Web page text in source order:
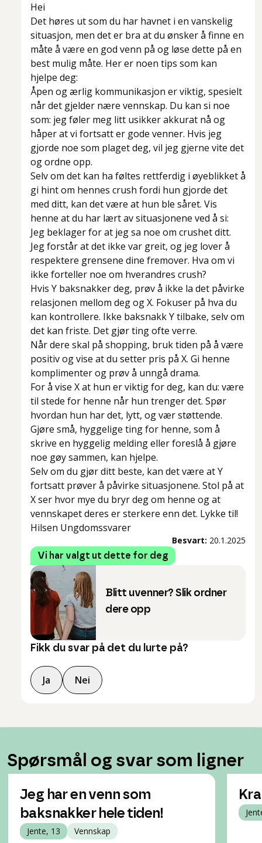
Hei
Det høres ut som du har havnet i en vanskelig
situasjon, men det er bra at du ønsker å finne en
måte å være en god venn på og løse dette på en
best mulig måte. Her er noen tips som kan
hjelpe deg:
Åpen og ærlig kommunikasjon er viktig, spesielt
når det gjelder nære vennskap. Du kan si noe
som: jeg føler meg litt usikker akkurat nå og
håper at vi fortsatt er gode venner. Hvis jeg
gjorde noe som plaget deg, vil jeg gjerne vite det
og ordne opp.
Selv om det kan ha føltes rettferdig i øyeblikket å
gi hint om hennes crush fordi hun gjorde det
med ditt, kan det være at hun ble såret. Vis
henne at du har lært av situasjonene ved å si:
Jeg beklager for at jeg sa noe om crushet ditt.
Jeg forstår at det ikke var greit, og jeg lover å
respektere grensene dine fremover. Hva om vi
ikke forteller noe om hverandres crush?
Hvis Y baksnakker deg, prøv å ikke la det påvirke
relasjonen mellom deg og X. Fokuser på hva du
kan kontrollere. Ikke baksnakk Y tilbake, selv om
det kan friste. Det gjør ting ofte verre.
Når dere skal på shopping, bruk tiden på å være
positiv og vise at du setter pris på X. Gi henne
komplimenter og prøv å unngå drama.
For å vise X at hun er viktig for deg, kan du: være
til stede for henne når hun trenger det. Spør
hvordan hun har det, lytt, og vær støttende.
Gjøre små, hyggelige ting for henne, som å
skrive en hyggelig melding eller foreslå å gjøre
noe gøy sammen, kan hjelpe.
Selv om du gjør ditt beste, kan det være at Y
fortsatt prøver å påvirke situasjonene. Stol på at
X ser hvor mye du bryr deg om henne og at
vennskapet deres er sterkere enn det. Lykke til!
Hilsen Ungdomssvarer
Besvart: 20.1.2025
Vi har valgt ut dette for deg
Blitt uvenner? Slik ordner
dere opp
Fikk du svar på det du lurte på?
Ja Nei
Spørsmål og svar som ligner
Jeg har en venn som
baksnakker hele tiden!
Jente, 13 Vennskap